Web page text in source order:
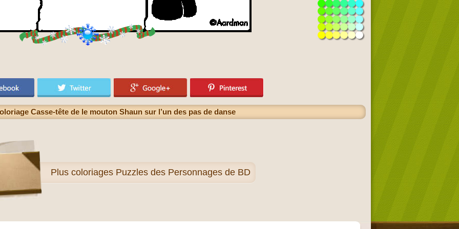
Casse-tête de le mouton Shaun sur l’un des pas de danse
Plus coloriages Puzzles des Personnages de BD